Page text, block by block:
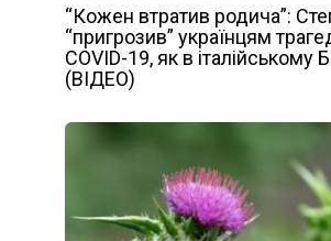
“Кожен втратив родича”:
“пригрозив” українцям
COVID-19, як в італійському
(ВІДЕО)